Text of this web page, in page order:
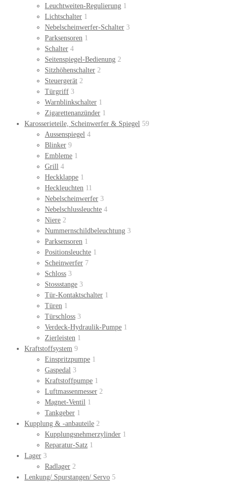
Leuchtweiten-Regulierung 1
Lichtschalter 1
Nebelscheinwerfer-Schalter 3
Parksensoren 1
Schalter 4
Seitenspiegel-Bedienung 2
Sitzhöhenschalter 2
Steuergerät 2
Türgriff 3
Warnblinkschalter 1
Zigarettenanzünder 1
Karosserieteile, Scheinwerfer & Spiegel 59
Aussenspiegel 4
Blinker 9
Embleme 1
Grill 4
Heckklappe 1
Heckleuchten 11
Nebelscheinwerfer 3
Nebelschlussleuchte 4
Niere 2
Nummernschildbeleuchtung 3
Parksensoren 1
Positionsleuchte 1
Scheinwerfer 7
Schloss 3
Stossstange 3
Tür-Kontaktschalter 1
Türen 1
Türschloss 3
Verdeck-Hydraulik-Pumpe 1
Zierleisten 1
Kraftstoffsystem 9
Einspritzpumpe 1
Gaspedal 3
Kraftstoffpumpe 1
Luftmassenmesser 2
Magnet-Ventil 1
Tankgeber 1
Kupplung & -anbauteile 2
Kupplungsnehmerzylinder 1
Reparatur-Satz 1
Lager 3
Radlager 2
Lenkung/ Spurstangen/ Servo 5